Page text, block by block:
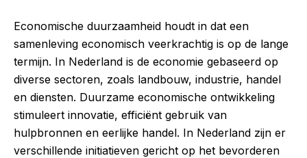
Economische duurzaamheid houdt in dat een
samenleving economisch veerkrachtig is op de lange
termijn. In Nederland is de economie gebaseerd op
diverse sectoren, zoals landbouw, industrie, handel
en diensten. Duurzame economische ontwikkeling
stimuleert innovatie, efficiënt gebruik van
hulpbronnen en eerlijke handel. In Nederland zijn er
verschillende initiatieven gericht op het bevorderen